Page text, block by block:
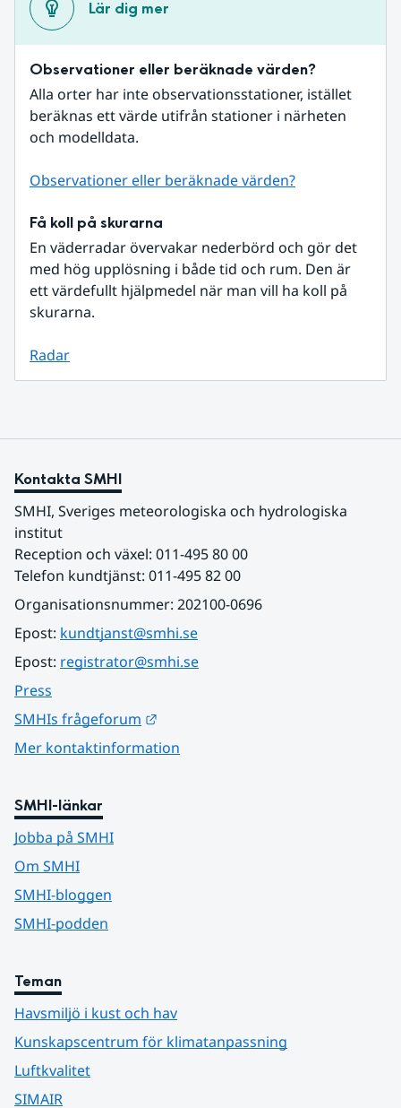
Lär dig mer
Observationer eller beräknade värden?
Alla orter har inte observationsstationer, istället
beräknas ett värde utifrån stationer i närheten
och modelldata.
Observationer eller beräknade värden?
Få koll på skurarna
En väderradar övervakar nederbörd och gör det
med hög upplösning i både tid och rum. Den är
ett värdefullt hjälpmedel när man vill ha koll på
skurarna.
Radar
Kontakta SMHI
SMHI, Sveriges meteorologiska och hydrologiska
institut
Reception och växel: 011-495 80 00
Telefon kundtjänst: 011-495 82 00
Organisationsnummer: 202100-0696
Epost: kundtjanst@smhi.se
Epost: registrator@smhi.se
Press
SMHIs frågeforum
Mer kontaktinformation
SMHI-länkar
Jobba på SMHI
Om SMHI
SMHI-bloggen
SMHI-podden
Teman
Havsmiljö i kust och hav
Kunskapscentrum för klimatanpassning
Luftkvalitet
SIMAIR